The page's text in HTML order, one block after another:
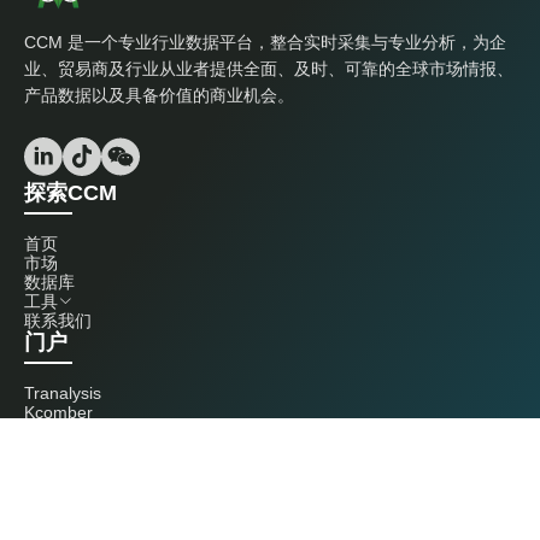
CCM 是一个专业行业数据平台，整合实时采集与专业分析，为企
业、贸易商及行业从业者提供全面、及时、可靠的全球市场情报、
产品数据以及具备价值的商业机会。
探索CCM
首页
市场
数据库
工具
联系我们
门户
Tranalysis
Kcomber